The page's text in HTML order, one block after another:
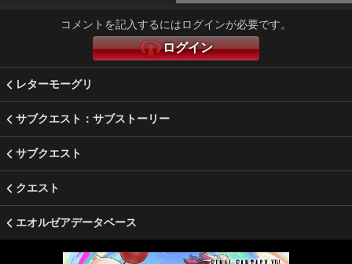
コメントを記入するにはログインが必要です。
ログイン
レターモーグリ
サブクエスト：サブストーリー
サブクエスト
クエスト
エオルゼアデータベース